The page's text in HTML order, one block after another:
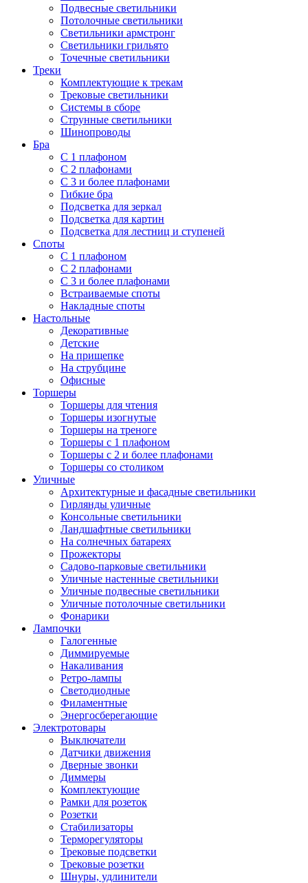
Подвесные светильники
Потолочные светильники
Светильники армстронг
Светильники грильято
Точечные светильники
Треки
Комплектующие к трекам
Трековые светильники
Системы в сборе
Струнные светильники
Шинопроводы
Бра
С 1 плафоном
С 2 плафонами
С 3 и более плафонами
Гибкие бра
Подсветка для зеркал
Подсветка для картин
Подсветка для лестниц и ступеней
Споты
С 1 плафоном
С 2 плафонами
С 3 и более плафонами
Встраиваемые споты
Накладные споты
Настольные
Декоративные
Детские
На прищепке
На струбцине
Офисные
Торшеры
Торшеры для чтения
Торшеры изогнутые
Торшеры на треноге
Торшеры с 1 плафоном
Торшеры с 2 и более плафонами
Торшеры со столиком
Уличные
Архитектурные и фасадные светильники
Гирлянды уличные
Консольные светильники
Ландшафтные светильники
На солнечных батареях
Прожекторы
Садово-парковые светильники
Уличные настенные светильники
Уличные подвесные светильники
Уличные потолочные светильники
Фонарики
Лампочки
Галогенные
Диммируемые
Накаливания
Ретро-лампы
Светодиодные
Филаментные
Энергосберегающие
Электротовары
Выключатели
Датчики движения
Дверные звонки
Диммеры
Комплектующие
Рамки для розеток
Розетки
Стабилизаторы
Терморегуляторы
Трековые подсветки
Трековые розетки
Шнуры, удлинители